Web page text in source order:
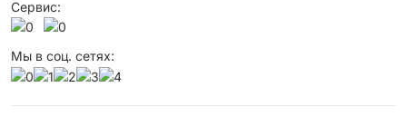
Сервис:
Мы в соц. сетях: